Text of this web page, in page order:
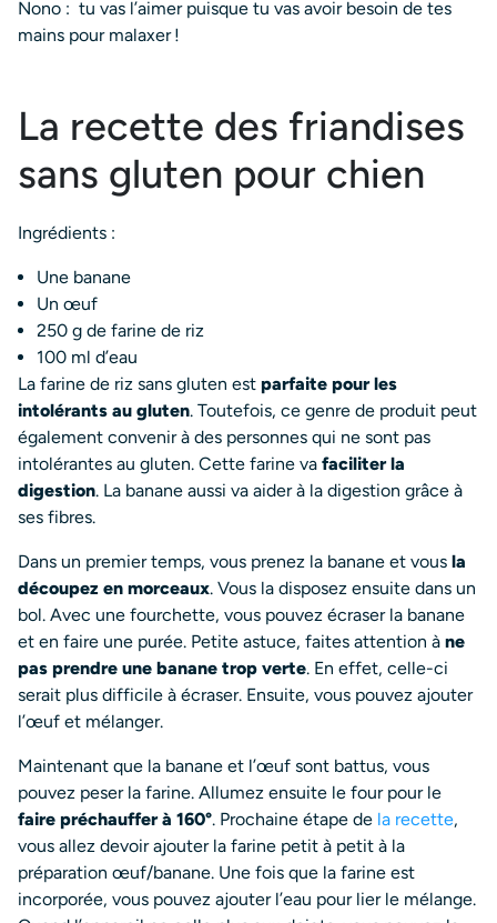
Nono : tu vas l’aimer puisque tu vas avoir besoin de tes
mains pour malaxer !
La recette des friandises
sans gluten pour chien
Ingrédients :
Une banane
Un œuf
250 g de farine de riz
100 ml d’eau
La farine de riz sans gluten est parfaite pour les
intolérants au gluten. Toutefois, ce genre de produit peut
également convenir à des personnes qui ne sont pas
intolérantes au gluten. Cette farine va faciliter la
digestion. La banane aussi va aider à la digestion grâce à
ses fibres.
Dans un premier temps, vous prenez la banane et vous la
découpez en morceaux. Vous la disposez ensuite dans un
bol. Avec une fourchette, vous pouvez écraser la banane
et en faire une purée. Petite astuce, faites attention à ne
pas prendre une banane trop verte. En effet, celle-ci
serait plus difficile à écraser. Ensuite, vous pouvez ajouter
l’œuf et mélanger.
Maintenant que la banane et l’œuf sont battus, vous
pouvez peser la farine. Allumez ensuite le four pour le
faire préchauffer à 160°. Prochaine étape de la recette,
vous allez devoir ajouter la farine petit à petit à la
préparation œuf/banane. Une fois que la farine est
incorporée, vous pouvez ajouter l’eau pour lier le mélange.